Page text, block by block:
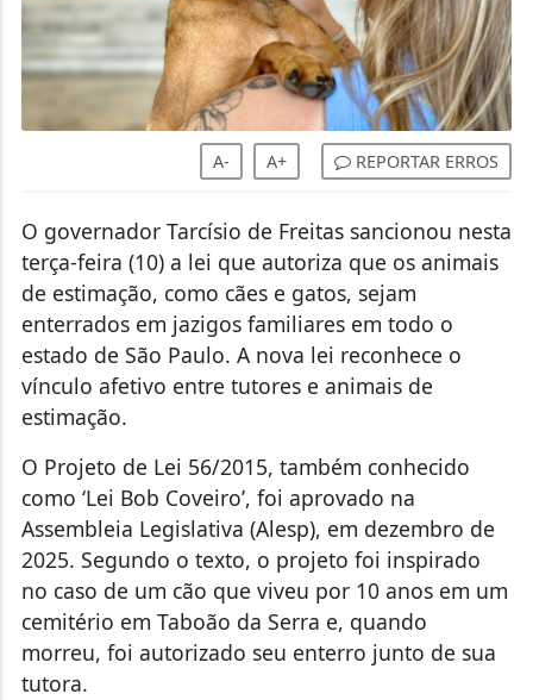
A- A+ REPORTAR ERROS
O governador Tarcísio de Freitas sancionou nesta
terça-feira (10) a lei que autoriza que os animais
de estimação, como cães e gatos, sejam
enterrados em jazigos familiares em todo o
estado de São Paulo. A nova lei reconhece o
vínculo afetivo entre tutores e animais de
estimação.
O Projeto de Lei 56/2015, também conhecido
como ‘Lei Bob Coveiro’, foi aprovado na
Assembleia Legislativa (Alesp), em dezembro de
2025. Segundo o texto, o projeto foi inspirado
no caso de um cão que viveu por 10 anos em um
cemitério em Taboão da Serra e, quando
morreu, foi autorizado seu enterro junto de sua
tutora.